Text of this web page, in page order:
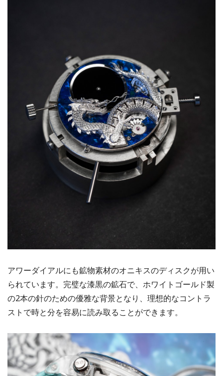
アワーダイアルにも鉱物素材のオニキスのディスクが用い
られています。完璧な漆黒の鉱石で、ホワイトゴールド製
の2本の針のための優雅な背景となり、理想的なコントラ
ストで時と分を容易に読み取ることができます。